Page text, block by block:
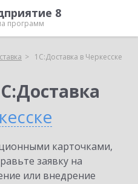
8
программ
1С:Доставка в Черкесске
карточками,
заявку на
или внедрение